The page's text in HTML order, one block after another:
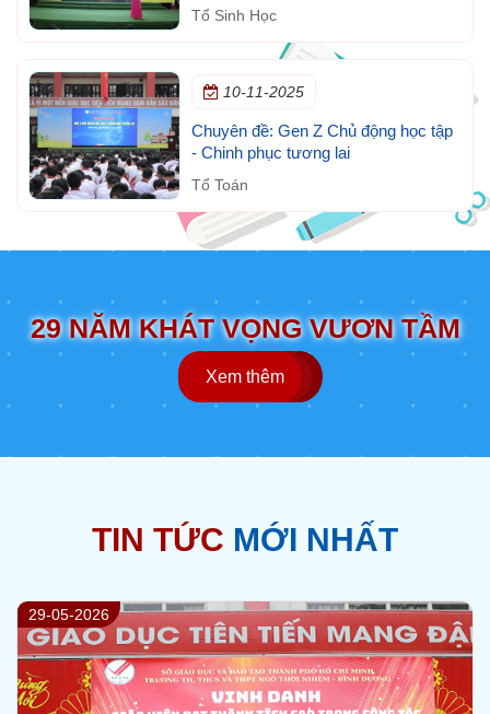
ngày thế giới phòng, chống HIV/AIDS
(1/12)
Tổ Sinh Học
10-11-2025
Chuyên đề: Gen Z Chủ động học tập
- Chinh phục tương lai
Tổ Toán
29 NĂM KHÁT VỌNG VƯƠN TẦM
Xem thêm
TIN TỨC MỚI NHẤT
29-05-2026